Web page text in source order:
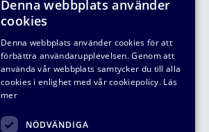
Denna webbplats använder
cookies
Denna webbplats använder cookies för att
förbättra användarupplevelsen. Genom att
använda vår webbplats samtycker du till alla
cookies i enlighet med vår cookiepolicy. Läs
mer
NÖDVÄNDIGA